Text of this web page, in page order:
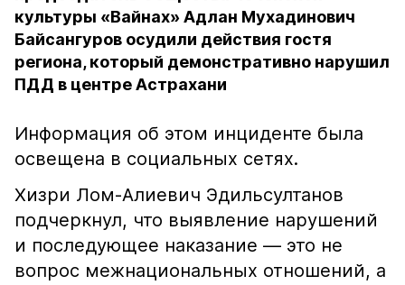
культуры «Вайнах» Адлан Мухадинович
Байсангуров осудили действия гостя
региона, который демонстративно нарушил
ПДД в центре Астрахани
Информация об этом инциденте была
освещена в социальных сетях.
Хизри Лом-Алиевич Эдильсултанов
подчеркнул, что выявление нарушений
и последующее наказание — это не
вопрос межнациональных отношений, а